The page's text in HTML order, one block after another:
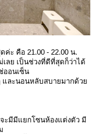
ค่ะ คือ 21.00 - 22.00 น.
ลย เป็นช่วงที่ดีที่สุดก็ว่าได้
ออนเซ็น
และนอนหลับสบายมากด้ว
ะมีมีแยกโซนห้องแต่งตัว มี